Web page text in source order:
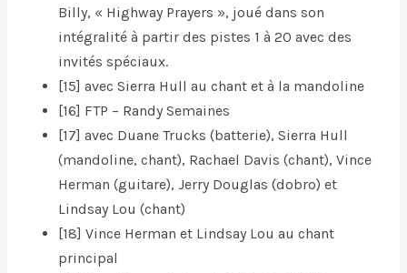
Billy, « Highway Prayers », joué dans son
intégralité à partir des pistes 1 à 20 avec des
invités spéciaux.
[15] avec Sierra Hull au chant et à la mandoline
[16] FTP – Randy Semaines
[17] avec Duane Trucks (batterie), Sierra Hull
(mandoline, chant), Rachael Davis (chant), Vince
Herman (guitare), Jerry Douglas (dobro) et
Lindsay Lou (chant)
[18] Vince Herman et Lindsay Lou au chant
principal